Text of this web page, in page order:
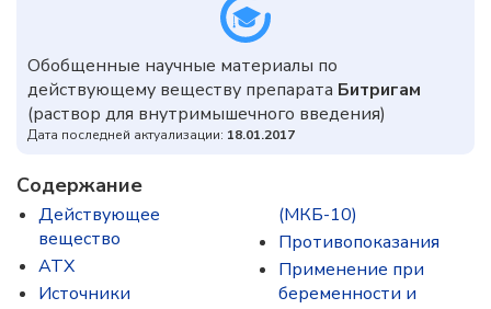
Обобщенные научные материалы по
действующему веществу препарата Битригам
(раствор для внутримышечного введения)
Дата последней актуализации: 18.01.2017
Содержание
Действующее
вещество
ATX
Источники
(МКБ-10)
Противопоказания
Применение при
беременности и